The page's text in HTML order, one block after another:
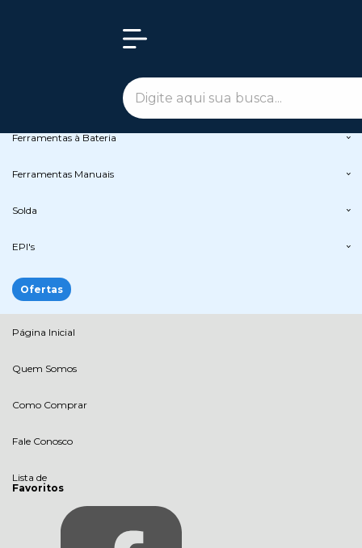
Ferramentas à Bateria
Ferramentas Manuais
Solda
EPI's
Ofertas
Página Inicial
Quem Somos
Como Comprar
Fale Conosco
Lista de
Favoritos